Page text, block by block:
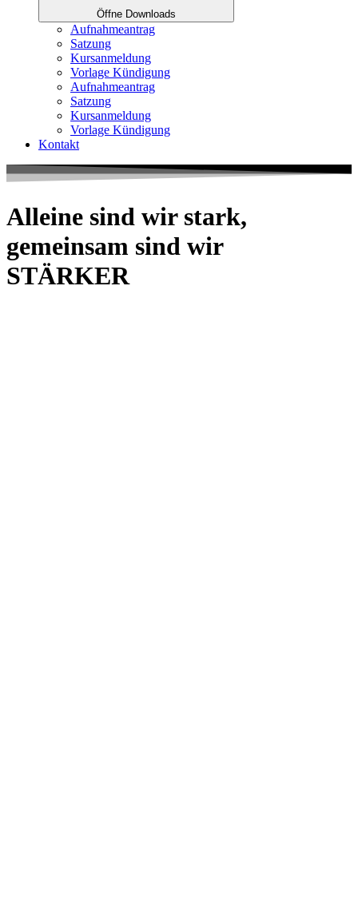
Öffne Downloads
Aufnahmeantrag
Satzung
Kursanmeldung
Vorlage Kündigung
Aufnahmeantrag
Satzung
Kursanmeldung
Vorlage Kündigung
Kontakt
Alleine sind wir stark,
gemeinsam sind wir
STÄRKER